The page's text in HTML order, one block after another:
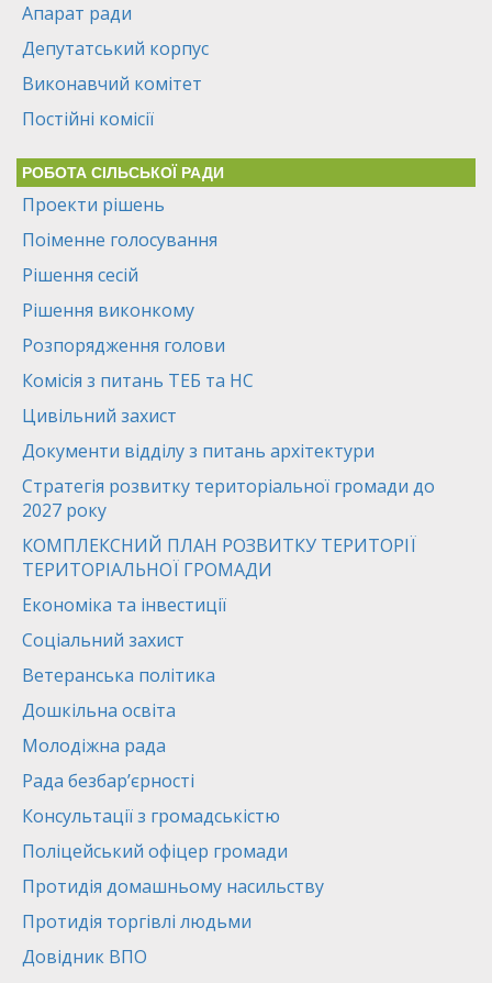
Апарат ради
Депутатський корпус
Виконавчий комітет
Постійні комісії
РОБОТА СІЛЬСЬКОЇ РАДИ
Проекти рішень
Поіменне голосування
Рішення сесій
Рішення виконкому
Розпорядження голови
Комісія з питань ТЕБ та НС
Цивільний захист
Документи відділу з питань архітектури
Стратегія розвитку територіальної громади до
2027 року
КОМПЛЕКСНИЙ ПЛАН РОЗВИТКУ ТЕРИТОРІЇ
ТЕРИТОРІАЛЬНОЇ ГРОМАДИ
Економіка та інвестиції
Соціальний захист
Ветеранська політика
Дошкільна освіта
Молодіжна рада
Рада безбар’єрності
Консультації з громадськістю
Поліцейський офіцер громади
Протидія домашньому насильству
Протидія торгівлі людьми
Довідник ВПО